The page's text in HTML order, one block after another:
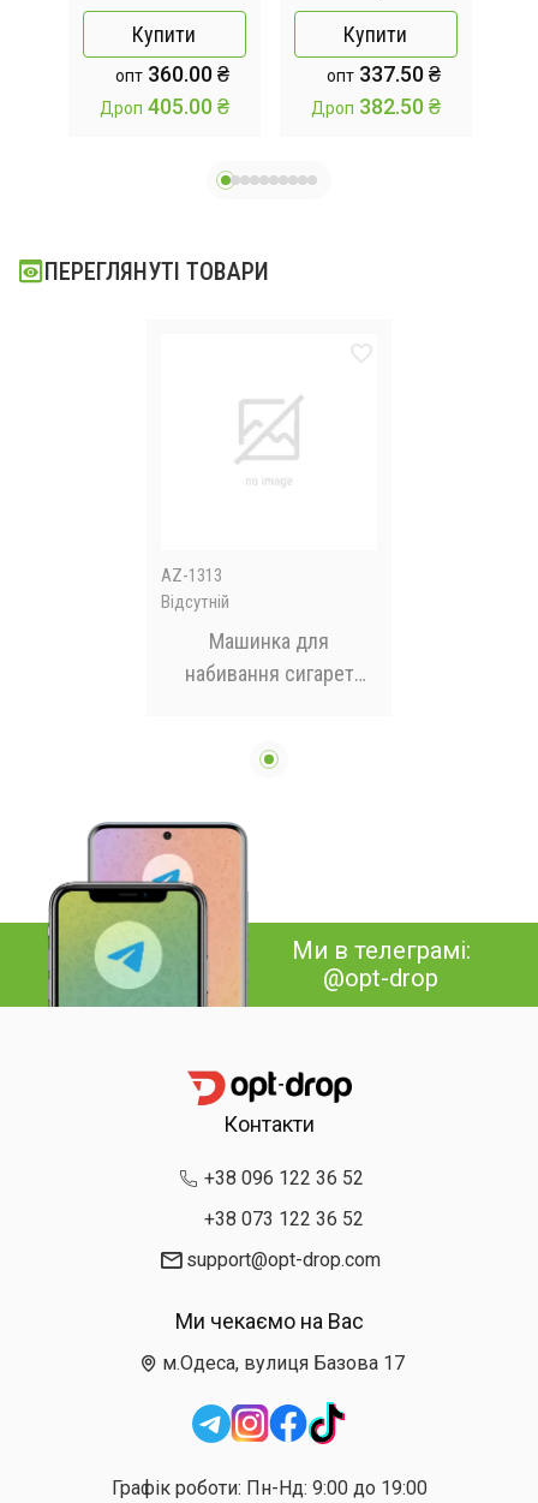
мініпринтер
Принтер
портативний /
принтер котик /
Купити
опт360.00 ₴
Дроп 405.00 ₴
скетч-маркерів
для
малюванняTouch
на спиртовій
Купити
опт337.50 ₴
Дроп 382.50 ₴
ПЕРЕГЛЯНУТІ ТОВАРИ
AZ-1313
Відсутній
Машинка для
набивання сигарет
Ми в телеграмі:
@opt-drop
Контакти
+38 096 122 36 52
+38 073 122 36 52
support@opt-drop.com
Ми чекаємо на Вас
м.Одеса, вулиця Базова 17
Графік роботи: Пн-Нд: 9:00 до 19:00